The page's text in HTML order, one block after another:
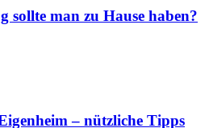
sollte man zu Hause haben?
– nützliche Tipps